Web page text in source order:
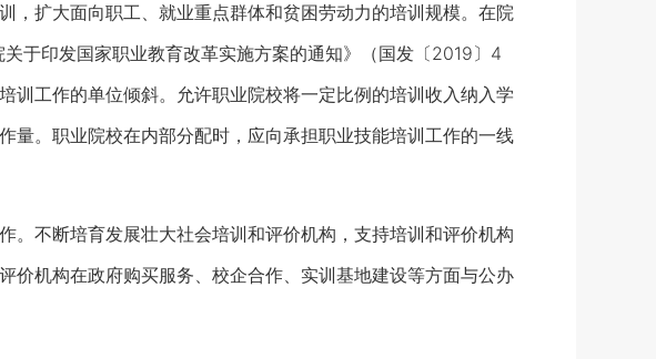
扩大面向职工、就业重点群体和贫困劳动力的培训规模。在院
于印发国家职业教育改革实施方案的通知》（国发〔2019〕4
训工作的单位倾斜。允许职业院校将一定比例的培训收入纳入学
量。职业院校在内部分配时，应向承担职业技能培训工作的一线
不断培育发展壮大社会培训和评价机构，支持培训和评价机构
价机构在政府购买服务、校企合作、实训基地建设等方面与公办